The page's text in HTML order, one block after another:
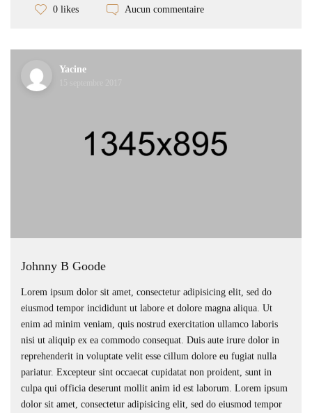
0 likes Aucun commentaire
Yacine
Johnny B Goode
Lorem ipsum dolor sit amet, consectetur adipisicing elit, sed do
eiusmod tempor incididunt ut labore et dolore magna aliqua. Ut
enim ad minim veniam, quis nostrud exercitation ullamco laboris
nisi ut aliquip ex ea commodo consequat. Duis aute irure dolor in
reprehenderit in voluptate velit esse cillum dolore eu fugiat nulla
pariatur. Excepteur sint occaecat cupidatat non proident, sunt in
culpa qui officia deserunt mollit anim id est laborum. Lorem ipsum
dolor sit amet, consectetur adipisicing elit, sed do eiusmod tempor